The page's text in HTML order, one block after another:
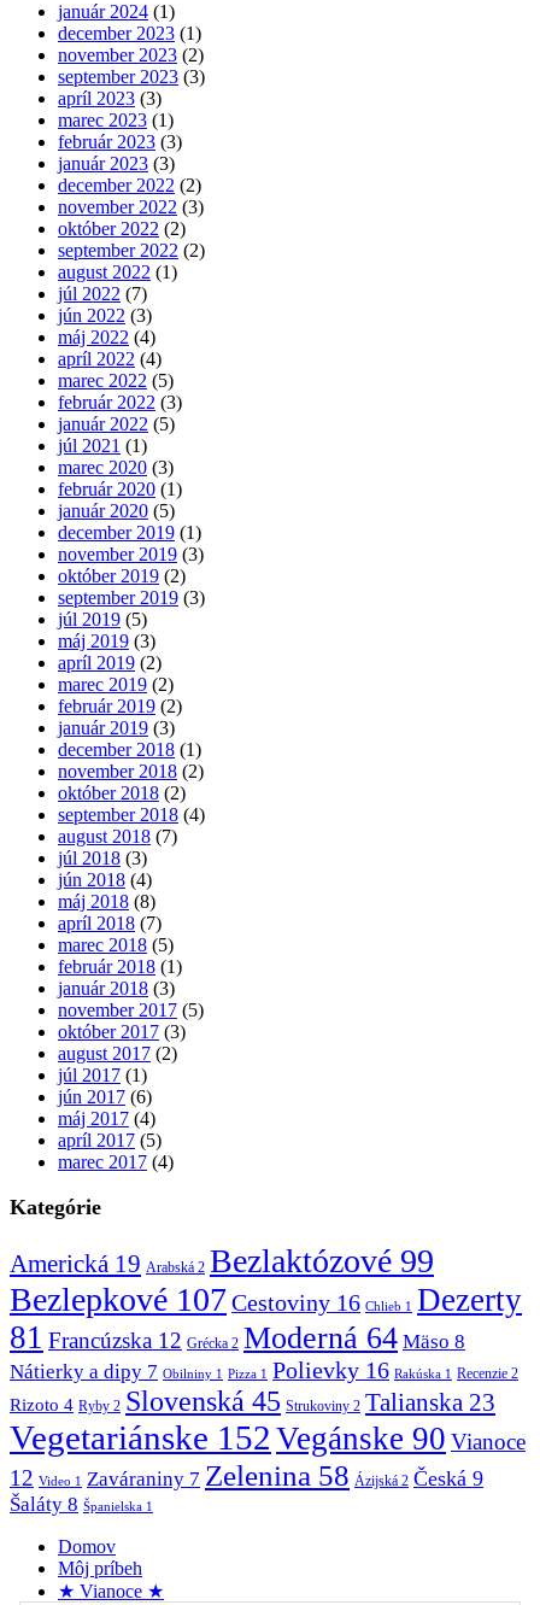
január 2024 (1)
december 2023 (1)
november 2023 (2)
september 2023 (3)
apríl 2023 (3)
marec 2023 (1)
február 2023 (3)
január 2023 (3)
december 2022 (2)
november 2022 (3)
október 2022 (2)
september 2022 (2)
august 2022 (1)
júl 2022 (7)
jún 2022 (3)
máj 2022 (4)
apríl 2022 (4)
marec 2022 (5)
február 2022 (3)
január 2022 (5)
júl 2021 (1)
marec 2020 (3)
február 2020 (1)
január 2020 (5)
december 2019 (1)
november 2019 (3)
október 2019 (2)
september 2019 (3)
júl 2019 (5)
máj 2019 (3)
apríl 2019 (2)
marec 2019 (2)
február 2019 (2)
január 2019 (3)
december 2018 (1)
november 2018 (2)
október 2018 (2)
september 2018 (4)
august 2018 (7)
júl 2018 (3)
jún 2018 (4)
máj 2018 (8)
apríl 2018 (7)
marec 2018 (5)
február 2018 (1)
január 2018 (3)
november 2017 (5)
október 2017 (3)
august 2017 (2)
júl 2017 (1)
jún 2017 (6)
máj 2017 (4)
apríl 2017 (5)
marec 2017 (4)
Kategórie
Americká 19 Arabská 2 Bezlaktózové 99
Bezlepkové 107Cestoviny 16 Chlieb 1 Dezerty
81 Francúzska 12 Grécka 2 Moderná 64 Mäso 8
Nátierky a dipy 7 Obilniny 1 Pizza 1 Polievky 16 Rakúska 1 Recenzie 2
Rizoto 4 Ryby 2 Slovenská 45 Strukoviny 2 Talianska 23
Vegetariánske 152 Vegánske 90 Vianoce
12 Video 1 Zaváraniny 7 Zelenina 58 Ázijská 2 Česká 9
Šaláty 8 Španielska 1
Domov
Môj príbeh
★ Vianoce ★